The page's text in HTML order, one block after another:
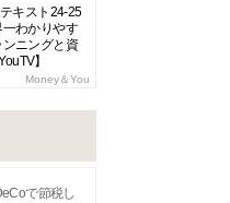
キスト24-25
わかりやす
ンニングと資
】
Money＆You
で節税し